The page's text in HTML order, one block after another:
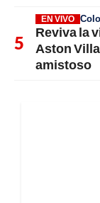
EN VIVO
Reviva la
Aston
amistoso